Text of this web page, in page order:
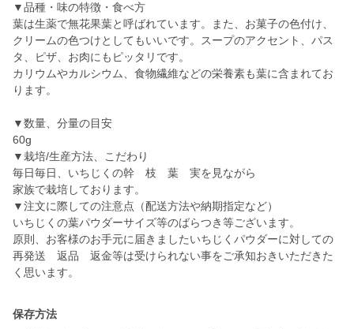
▼品種・味の特徴・食べ方
葉は生薬で無花果葉と呼ばれています。また、お菓子の色付け、
クリームの色つけとしてもいいです。スープのアクセント、パス
タ、ピザ、お肉にもピッタリです。
カリウムやカルシウム、食物繊維などの栄養素も葉に含まれてお
ります。
▼数量、分量の目安
60g
▼栽培/生産方法、こだわり
毎日毎日、いちじくの幹 枝 葉 実を見ながら
家族で栽培しております。
▼注文に際しての注意点（配送方法や納期指定など）
いちじくの葉パウダーサイズ等のばらつき等ございます。
原則、お客様のお手元に届きましたいちじくパウダーに対しての
再発送 返品 返金等は受けられない事をご承知おきいただきた
く思います。
保存方法